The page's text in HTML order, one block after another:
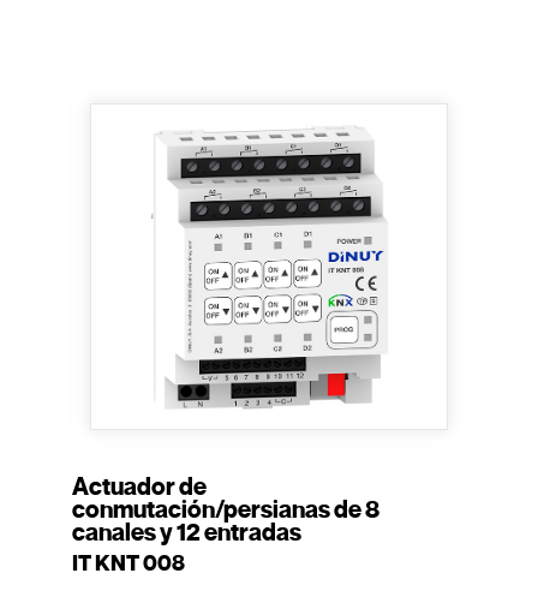
Actuador de
conmutación/persianas de 8
canales y 12 entradas
IT KNT 008